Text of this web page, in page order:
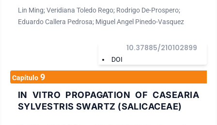
Lin Ming; Veridiana Toledo Rego; Rodrigo De-Prospero;
Eduardo Callera Pedrosa; Miguel Angel Pinedo-Vasquez
DOI
10.37885/210102899
Capítulo 9
IN VITRO PROPAGATION OF CASEARIA
SYLVESTRIS SWARTZ (SALICACEAE)